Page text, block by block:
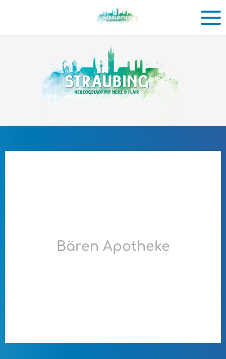
Einkaufen
in
Straubing
Bären Apotheke